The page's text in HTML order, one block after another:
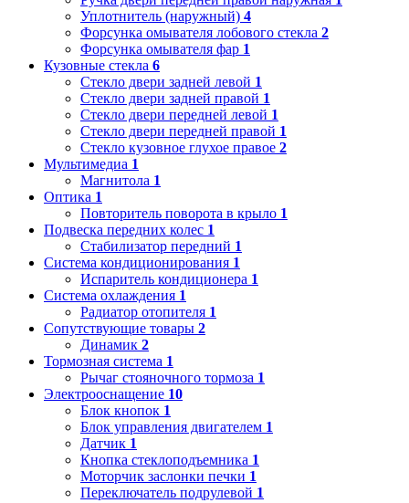
Уплотнитель (наружный) 4
Форсунка омывателя лобового стекла 2
Форсунка омывателя фар 1
Кузовные стекла 6
Стекло двери задней левой 1
Стекло двери задней правой 1
Стекло двери передней левой 1
Стекло двери передней правой 1
Стекло кузовное глухое правое 2
Мультимедиа 1
Магнитола 1
Оптика 1
Повторитель поворота в крыло 1
Подвеска передних колес 1
Стабилизатор передний 1
Система кондиционирования 1
Испаритель кондиционера 1
Система охлаждения 1
Радиатор отопителя 1
Сопутствующие товары 2
Динамик 2
Тормозная система 1
Рычаг стояночного тормоза 1
Электрооснащение 10
Блок кнопок 1
Блок управления двигателем 1
Датчик 1
Кнопка стеклоподъемника 1
Моторчик заслонки печки 1
Переключатель подрулевой 1